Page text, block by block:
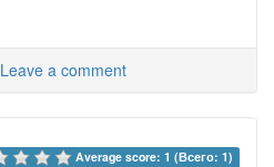
Leave a comment
Average score: 1 (Всего: 1)